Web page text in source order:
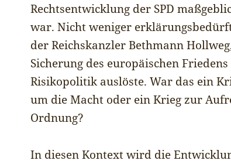
Rechtsentwicklung der SPD
war. Nicht weniger
der Reichskanzler Bethmann
Sicherung des europäischen
Risikopolitik auslöste. War das ein
um die Macht oder ein Krieg zur
Ordnung?
In diesen Kontext wird die